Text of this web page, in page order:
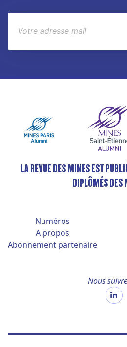
LA REVUE DES MINES EST
DIPLÔMÉS DES
Numéros
A propos
Abonnement partenaire
Nous